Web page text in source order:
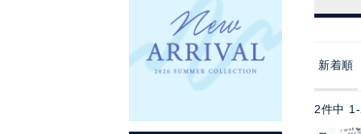
新着順
2件中 1 -